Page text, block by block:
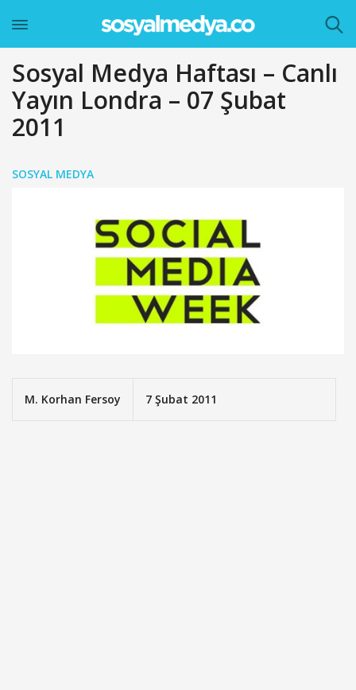
Sosyal Medya Haftası – Canlı
Yayın Londra – 07 Şubat
2011
SOSYAL MEDYA
M. Korhan Fersoy 7 Şubat 2011